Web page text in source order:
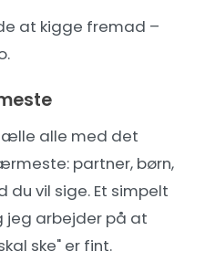
at kigge fremad –
alle med det
partner, børn,
vil sige. Et simpelt
jeg arbejder på at
ske" er fint.